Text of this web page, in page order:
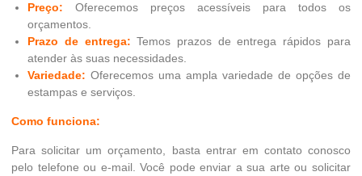
Preço: Oferecemos preços acessíveis para todos os
orçamentos.
Prazo de entrega: Temos prazos de entrega rápidos para
atender às suas necessidades.
Variedade: Oferecemos uma ampla variedade de opções de
estampas e serviços.
Como funciona:
Para solicitar um orçamento, basta entrar em contato conosco
pelo telefone ou e-mail. Você pode enviar a sua arte ou solicitar